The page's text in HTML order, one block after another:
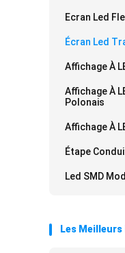
Ecran Led
Écran Led
Affichage À
Affichage À
Polonais
Affichage À
Étape
Led SMD
Les